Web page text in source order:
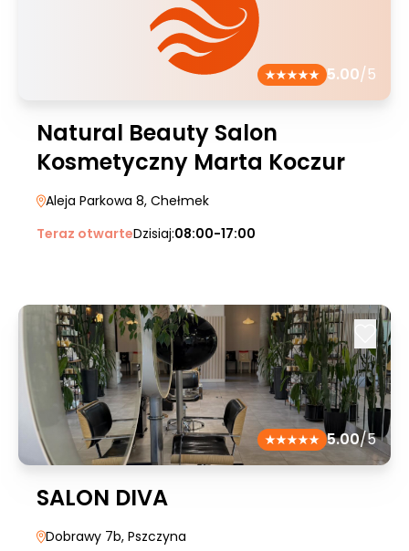
5.00/5
Natural Beauty Salon
Kosmetyczny Marta Koczur
Aleja Parkowa 8, Chełmek
Teraz otwarteDzisiaj:08:00-17:00
5.00/5
SALON DIVA
Dobrawy 7b, Pszczyna